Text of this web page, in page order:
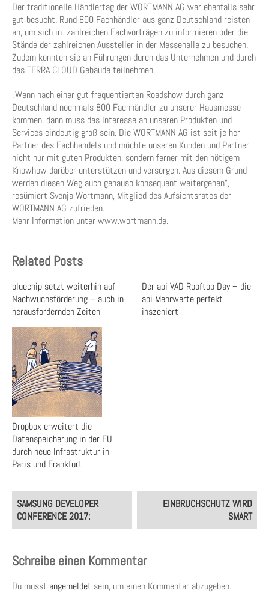
Der traditionelle Händlertag der WORTMANN AG war ebenfalls sehr
gut besucht. Rund 800 Fachhändler aus ganz Deutschland reisten
an, um sich in zahlreichen Fachvorträgen zu informieren oder die
Stände der zahlreichen Aussteller in der Messehalle zu besuchen.
Zudem konnten sie an Führungen durch das Unternehmen und durch
das TERRA CLOUD Gebäude teilnehmen.
„Wenn nach einer gut frequentierten Roadshow durch ganz
Deutschland nochmals 800 Fachhändler zu unserer Hausmesse
kommen, dann muss das Interesse an unseren Produkten und
Services eindeutig groß sein. Die WORTMANN AG ist seit je her
Partner des Fachhandels und möchte unseren Kunden und Partner
nicht nur mit guten Produkten, sondern ferner mit den nötigem
Knowhow darüber unterstützen und versorgen. Aus diesem Grund
werden diesen Weg auch genauso konsequent weitergehen“,
resümiert Svenja Wortmann, Mitglied des Aufsichtsrates der
WORTMANN AG zufrieden.
Mehr Information unter www.wortmann.de.
Related Posts
bluechip setzt weiterhin auf
Nachwuchsförderung – auch in
herausfordernden Zeiten
Der api VAD Rooftop Day – die
api Mehrwerte perfekt
inszeniert
Dropbox erweitert die
Datenspeicherung in der EU
durch neue Infrastruktur in
Paris und Frankfurt
Post
navigation
SAMSUNG DEVELOPER
CONFERENCE 2017:
EINBRUCHSCHUTZ WIRD
SMART
Schreibe einen Kommentar
Du musst angemeldet sein, um einen Kommentar abzugeben.